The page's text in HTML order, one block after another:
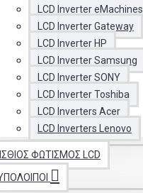
LCD Inverter eMachines
LCD Inverter Gateway
LCD Inverter HP
LCD Inverter Samsung
LCD Inverter SONY
LCD Inverter Toshiba
LCD Inverters Acer
LCD Inverters Lenovo
ΦΩΤΙΣΜΌΣ LCD